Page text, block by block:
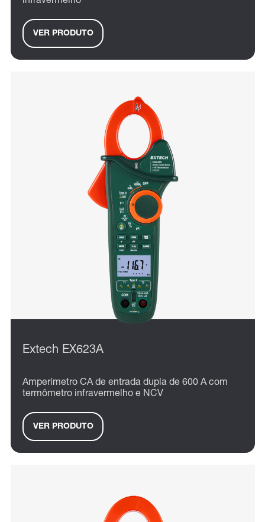
VER PRODUTO
Extech EX623A
Amperímetro CA de entrada dupla de 600 A com
termômetro infravermelho e NCV
VER PRODUTO